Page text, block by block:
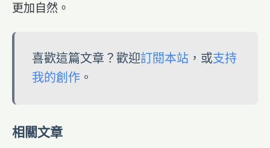
更加自然。
喜歡這篇文章？歡迎訂閱本站，或支持
我的創作。
相關文章